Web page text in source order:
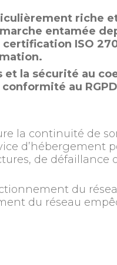
riche
entamée
ISO
la sécurité au
au
la continuité de
d’hébergement
de défaillance
du
du réseau